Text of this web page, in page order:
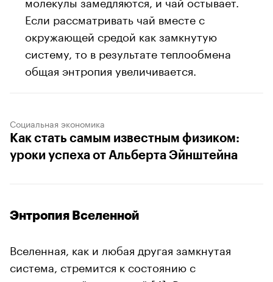
Если рассматривать чай вместе с
окружающей средой как замкнутую
систему, то в результате теплообмена
общая энтропия увеличивается.
Социальная экономика
Как стать самым известным физиком:
уроки успеха от Альберта Эйнштейна
Энтропия Вселенной
Вселенная, как и любая другая замкнутая
система, стремится к состоянию с